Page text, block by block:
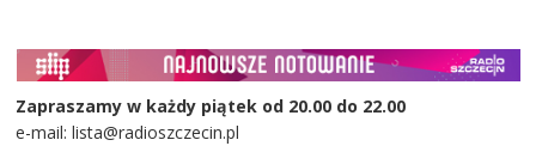
Zapraszamy w każdy piątek od 20.00 do 22.00
e-mail: lista@radioszczecin.pl